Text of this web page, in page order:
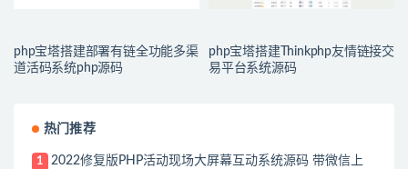
php宝塔搭建部署有链全功能多渠
道活码系统php源码
php宝塔搭建Thinkphp友情链接交
易平台系统源码
热门推荐
1
2022修复版PHP活动现场大屏幕互动系统源码 带微信上